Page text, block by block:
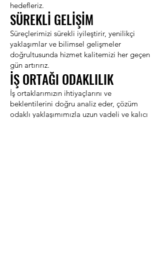
hedefleriz.
SÜREKLİ GELİŞİM
Süreçlerimizi sürekli iyileştirir, yenilikçi
yaklaşımlar ve bilimsel gelişmeler
doğrultusunda hizmet kalitemizi her geçen
gün artırırız.
İŞ ORTAĞI ODAKLILIK
İş ortaklarımızın ihtiyaçlarını ve
beklentilerini doğru analiz eder, çözüm
odaklı yaklaşımımızla uzun vadeli ve kalıcı